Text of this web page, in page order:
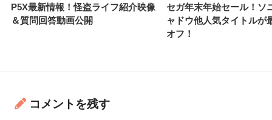
P5X最新情報！怪盗ライフ紹介映像
＆質問回答動画公開
セガ年末年始セール！ソ
ャドウ他人気タイトルが
オフ！
コメントを残す